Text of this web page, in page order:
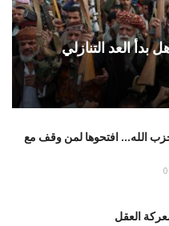
العد التنازلي
الله... افتحوها لمن وقف مع
0
العقل